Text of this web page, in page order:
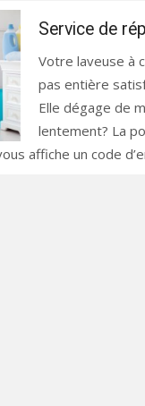
Service de
Votre laveuse à
pas entière
Elle dégage de
lentement? La
affiche un code